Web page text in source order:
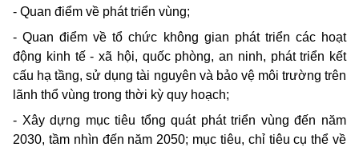
- Quan điểm về phát triển vùng;
- Quan điểm về tổ chức không gian phát triển các hoạt
động kinh tế - xã hội, quốc phòng, an ninh, phát triển kết
cấu hạ tầng, sử dụng tài nguyên và bảo vệ môi trường trên
lãnh thổ vùng trong thời kỳ quy hoạch;
- Xây dựng mục tiêu tổng quát phát triển vùng đến năm
2030, tầm nhìn đến năm 2050; mục tiêu, chỉ tiêu cụ thể về